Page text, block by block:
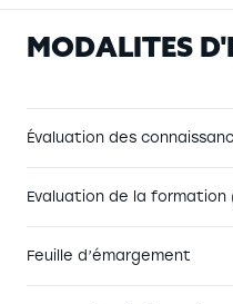
MODALITÉS D'
Évaluation des
Evaluation de la
Feuille d’émargement